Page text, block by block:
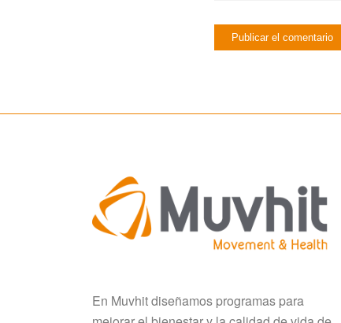
En Muvhit diseñamos programas para